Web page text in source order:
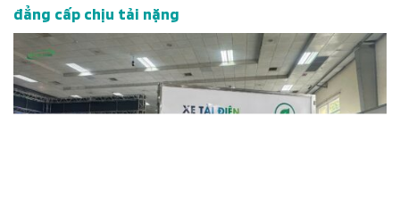
đẳng cấp chịu tải nặng